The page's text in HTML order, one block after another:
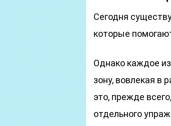
Сегодня
которые
Однако каждое
зону, вовлекая в
это, прежде
отдельного